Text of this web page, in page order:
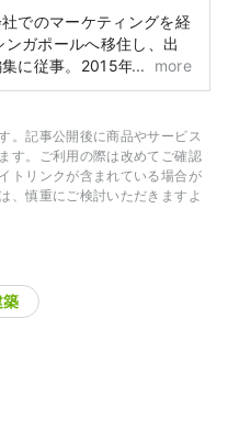
でのマーケティングを経
ガポールへ移住し、出
に従事。2015年に日本
イターに。国内外を旅
す。
more
。記事公開後に商品やサービス
す。ご利用の際は改めてご確認
トリンクが含まれている場合が
、慎重にご検討いただきますよ
築